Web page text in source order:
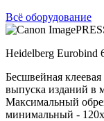
Всё оборудование
Heidelberg Eurobind
Бесшвейная
выпуска изданий в
Максимальный
минимальный -